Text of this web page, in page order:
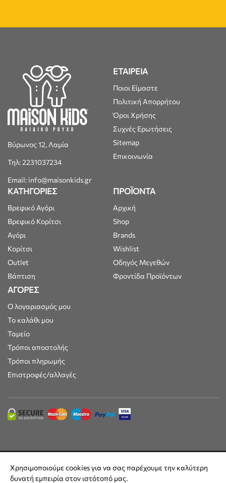
Βύρωνος 12, Λαμία
Τηλ: 2231037234
Email: info@maisonkids.gr
ΕΤΑΙΡΕΙΑ
Ποιοι Είμαστε
Πολιτική Απορρήτου
Όροι Χρήσης
Συχνές Ερωτήσεις
Sitemap
Επικοινωνία
ΚΑΤΗΓΟΡΙΕΣ
Βρεφικό Αγόρι
Βρεφικό Κορίτσι
Αγόρι
Κορίτσι
Outlet
Βάπτιση
ΠΡΟΪΟΝΤΑ
Αρχική
Shop
Brands
Wishlist
Οδηγός Μεγεθών
Φροντίδα Προϊόντων
ΑΓΟΡΕΣ
Ο λογαριασμός μου
Το καλάθι μου
Ταμείο
Τρόποι αποστολής
Τρόποι πληρωμής
Επιστροφές/αλλαγές
Built byDesignFlow
Χρησιμοποιούμε cookies για να σας παρέχουμε την καλύτερη
δυνατή εμπειρία στον ιστότοπό μας.